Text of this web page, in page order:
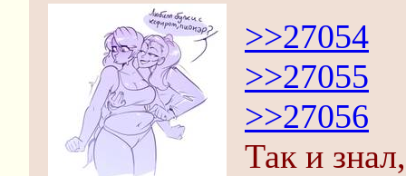
>>27054
>>27055
>>27056
Так и